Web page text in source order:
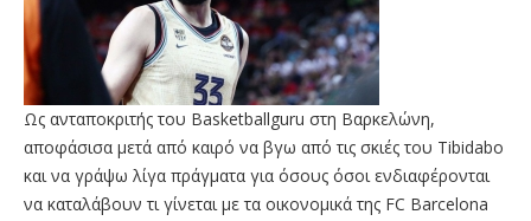
Ως ανταποκριτής του Basketballguru στη Βαρκελώνη,
αποφάσισα μετά από καιρό να βγω από τις σκιές του Tibidabo
και να γράψω λίγα πράγματα για όσους όσοι ενδιαφέρονται
να καταλάβουν τι γίνεται με τα οικονομικά της FC Barcelona